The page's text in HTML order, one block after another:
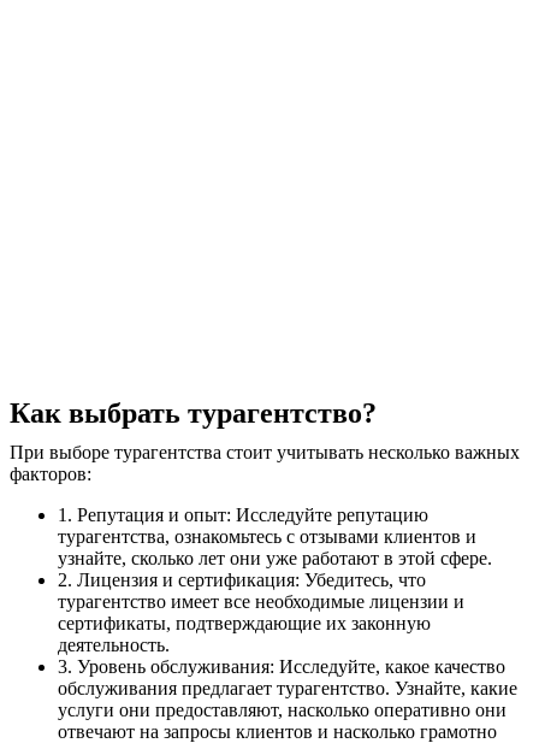
Как выбрать турагентство?
При выборе турагентства стоит учитывать несколько важных
факторов:
1. Репутация и опыт: Исследуйте репутацию
турагентства, ознакомьтесь с отзывами клиентов и
узнайте, сколько лет они уже работают в этой сфере.
2. Лицензия и сертификация: Убедитесь, что
турагентство имеет все необходимые лицензии и
сертификаты, подтверждающие их законную
деятельность.
3. Уровень обслуживания: Исследуйте, какое качество
обслуживания предлагает турагентство. Узнайте, какие
услуги они предоставляют, насколько оперативно они
отвечают на запросы клиентов и насколько грамотно